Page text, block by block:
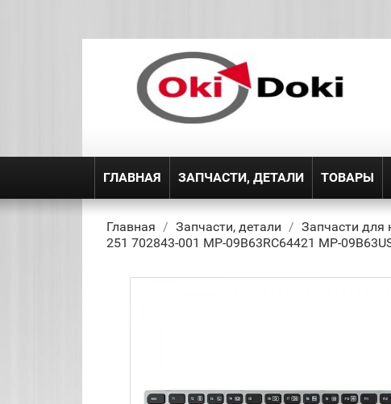
ГЛАВНАЯ ЗАПЧАСТИ, ДЕТАЛИ ТОВАРЫ
Главная Запчасти, детали Запчасти для
251 702843-001 MP-09B63RC64421 MP-